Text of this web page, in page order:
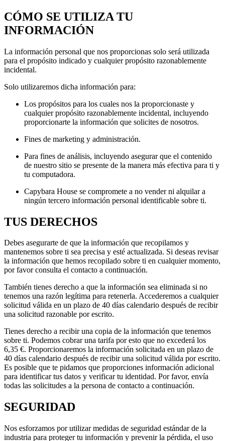
CÓMO SE UTILIZA TU
INFORMACIÓN
La información personal que nos proporcionas solo será utilizada
para el propósito indicado y cualquier propósito razonablemente
incidental.
Solo utilizaremos dicha información para:
Los propósitos para los cuales nos la proporcionaste y
cualquier propósito razonablemente incidental, incluyendo
proporcionarte la información que solicites de nosotros.
Fines de marketing y administración.
Para fines de análisis, incluyendo asegurar que el contenido
de nuestro sitio se presente de la manera más efectiva para ti y
tu computadora.
Capybara House se compromete a no vender ni alquilar a
ningún tercero información personal identificable sobre ti.
TUS DERECHOS
Debes asegurarte de que la información que recopilamos y
mantenemos sobre ti sea precisa y esté actualizada. Si deseas revisar
la información que hemos recopilado sobre ti en cualquier momento,
por favor consulta el contacto a continuación.
También tienes derecho a que la información sea eliminada si no
tenemos una razón legítima para retenerla. Accederemos a cualquier
solicitud válida en un plazo de 40 días calendario después de recibir
una solicitud razonable por escrito.
Tienes derecho a recibir una copia de la información que tenemos
sobre ti. Podemos cobrar una tarifa por esto que no excederá los
6,35 €. Proporcionaremos la información solicitada en un plazo de
40 días calendario después de recibir una solicitud válida por escrito.
Es posible que te pidamos que proporciones información adicional
para identificar tus datos y verificar tu identidad. Por favor, envía
todas las solicitudes a la persona de contacto a continuación.
SEGURIDAD
Nos esforzamos por utilizar medidas de seguridad estándar de la
industria para proteger tu información y prevenir la pérdida, el uso